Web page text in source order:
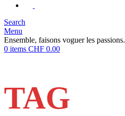
Search
Menu
Ensemble, faisons voguer les passions.
0 items CHF 0.00
TAG